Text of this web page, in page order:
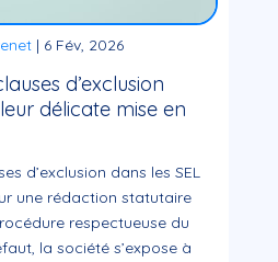
| 6 Fév, 2026
d’exclusion
délicate mise en
d’exclusion dans les SEL
une rédaction statutaire
respectueuse du
la société s’expose à